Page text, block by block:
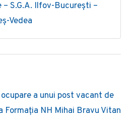
– S.G.A. Ilfov-București –
Vedea
a unui post vacant de
Formația NH Mihai Bravu Vitan